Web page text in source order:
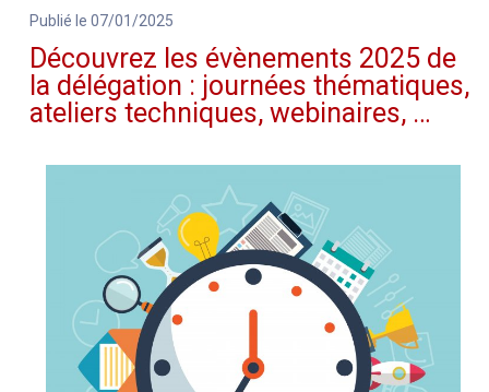
Publié le 07/01/2025
Découvrez les évènements 2025 de
la délégation : journées thématiques,
ateliers techniques, webinaires, …